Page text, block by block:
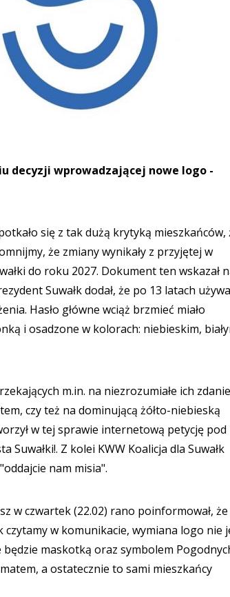
decyzji wprowadzającej nowe logo -
się z tak dużą krytyką mieszkańców,
że zmiany wynikały z przyjętej w
do roku 2027. Dokument ten wskazał
Suwałk dodał, że po 13 latach
Hasło główne wciąż brzmieć miało
i osadzone w kolorach: niebieskim,
m.in. na niezrozumiałe ich
czy też na dominującą żółto-niebieską
w tej sprawie internetową petycję pod
Suwałki!. Z kolei KWW Koalicja dla Suwałk
nam misia".
w czwartek (22.02) rano poinformował, że
czytamy w komunikacie, wymiana logo nie
będzie maskotką oraz symbolem
a ostatecznie to sami mieszkańcy